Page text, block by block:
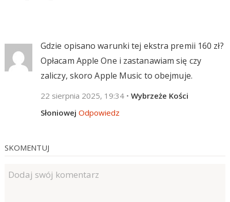
Gdzie opisano warunki tej ekstra premii 160 zł?
Opłacam Apple One i zastanawiam się czy
zaliczy, skoro Apple Music to obejmuje.
22 sierpnia 2025, 19:34 • Wybrzeże Kości
Słoniowej Odpowiedz
SKOMENTUJ